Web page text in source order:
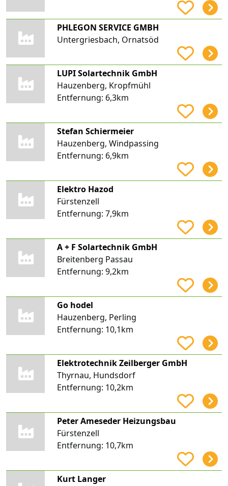
PHLEGON SERVICE GMBH
Untergriesbach, Ornatsöd
LUPI Solartechnik GmbH
Hauzenberg, Kropfmühl
Entfernung: 6,3km
Stefan Schiermeier
Hauzenberg, Windpassing
Entfernung: 6,9km
Elektro Hazod
Fürstenzell
Entfernung: 7,9km
A + F Solartechnik GmbH
Breitenberg Passau
Entfernung: 9,2km
Go hodel
Hauzenberg, Perling
Entfernung: 10,1km
Elektrotechnik Zeilberger GmbH
Thyrnau, Hundsdorf
Entfernung: 10,2km
Peter Ameseder Heizungsbau
Fürstenzell
Entfernung: 10,7km
Kurt Langer